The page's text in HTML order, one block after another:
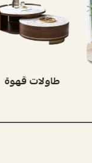
طاولات جانبية